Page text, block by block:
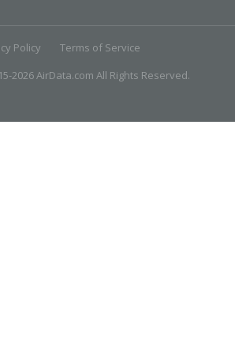
2026 AirData.com All Rights Reserved.
Policy Terms of Service